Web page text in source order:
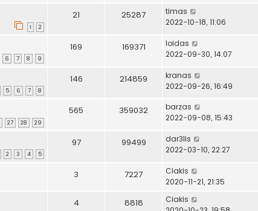
1 2
21 25287
timas
2022-10-18, 11:06
6 7 8 9
169 169371
loidas
2022-09-30, 14:07
5 6 7 8
146 214859
kranas
2022-09-26, 16:49
27 28 29
565 359032
barzas
2022-09-08, 15:43
2 3 4 5
97 99499
dar3lis
2022-03-10, 22:27
3 7227
Ciakis
2020-11-21, 21:35
4 8818
Ciakis